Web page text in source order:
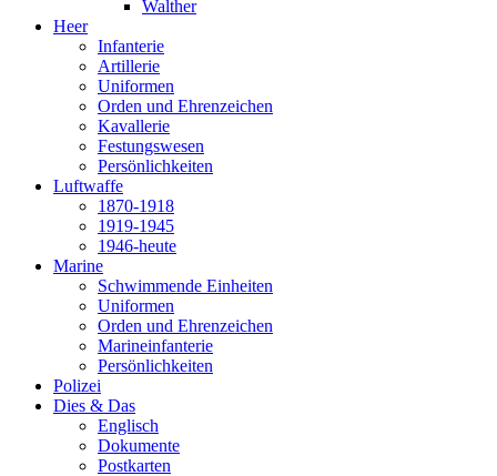
Walther
Heer
Infanterie
Artillerie
Uniformen
Orden und Ehrenzeichen
Kavallerie
Festungswesen
Persönlichkeiten
Luftwaffe
1870-1918
1919-1945
1946-heute
Marine
Schwimmende Einheiten
Uniformen
Orden und Ehrenzeichen
Marineinfanterie
Persönlichkeiten
Polizei
Dies & Das
Englisch
Dokumente
Postkarten